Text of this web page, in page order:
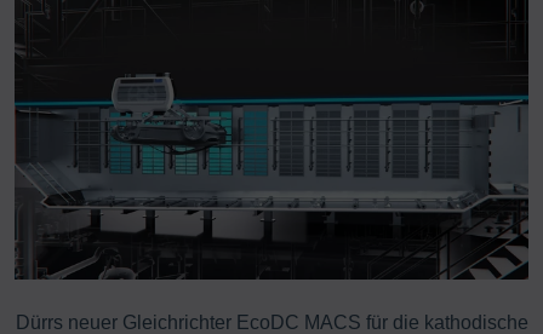
Dürrs neuer Gleichrichter EcoDC MACS für die kathodische